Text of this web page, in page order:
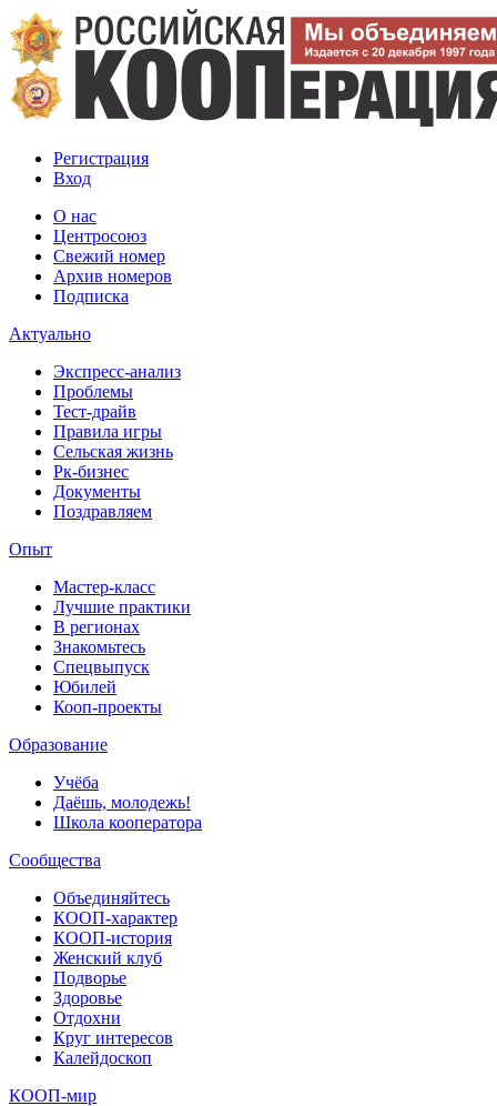
Регистрация
Вход
О нас
Центросоюз
Свежий номер
Архив номеров
Подписка
Актуально
Экспресс-анализ
Проблемы
Тест-драйв
Правила игры
Сельская жизнь
Рк-бизнес
Документы
Поздравляем
Опыт
Мастер-класс
Лучшие практики
В регионах
Знакомьтесь
Спецвыпуск
Юбилей
Кооп-проекты
Образование
Учёба
Даёшь, молодежь!
Школа кооператора
Сообщества
Объединяйтесь
КООП-характер
КООП-история
Женский клуб
Подворье
Здоровье
Отдохни
Круг интересов
Калейдоскоп
КООП-мир